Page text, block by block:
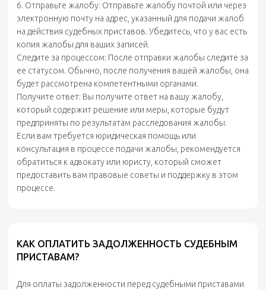
6. Отправьте жалобу: Отправьте жалобу почтой или через
электронную почту на адрес, указанный для подачи жалоб
на действия судебных приставов. Убедитесь, что у вас есть
копия жалобы для ваших записей.
Следите за процессом: После отправки жалобы следите за
ее статусом. Обычно, после получения вашей жалобы, она
будет рассмотрена компетентными органами.
Получите ответ: Вы получите ответ на вашу жалобу,
который содержит решение или меры, которые будут
предприняты по результатам расследования жалобы.
Если вам требуется юридическая помощь или
консультация в процессе подачи жалобы, рекомендуется
обратиться к адвокату или юристу, который сможет
предоставить вам правовые советы и поддержку в этом
процессе.
КАК ОПЛАТИТЬ ЗАДОЛЖЕННОСТЬ СУДЕБНЫМ
ПРИСТАВАМ?
Для оплаты задолженности перед судебными приставами